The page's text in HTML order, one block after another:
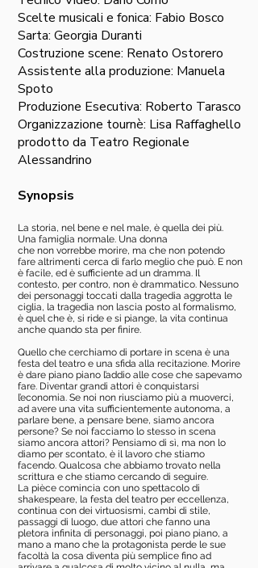
Scelte musicali e fonica: Fabio Bosco
Sarta: Georgia Duranti
Costruzione scene: Renato Ostorero
Assistente alla produzione: Manuela
Spoto
Produzione Esecutiva: Roberto Tarasco
Organizzazione tournè: Lisa Raffaghello
prodotto da Teatro Regionale
Alessandrino
Synopsis
La storia, nel bene e nel male, è quella dei più.
Una famiglia normale. Una donna
che non vorrebbe morire, ma che non potendo
fare altrimenti cerca di farlo meglio che può. E non
è facile, ed è sufficiente ad un dramma. Il
contesto, per contro, non è drammatico. Nessuno
dei personaggi toccati dalla tragedia aggrotta le
ciglia, la tragedia non lascia posto al formalismo,
è quel che è, si ride e si piange, la vita continua
anche quando sta per finire.
Quello che cerchiamo di portare in scena è una
festa del teatro e una sfida alla recitazione. Morire
è dare piano piano l’addio alle cose che sapevamo
fare. Diventar grandi attori è conquistarsi
l’economia. Se noi non riusciamo più a muoverci,
ad avere una vita sufficientemente autonoma, a
parlare bene, a pensare bene, siamo ancora
persone? Se noi facciamo lo stesso in scena
siamo ancora attori? Pensiamo di sì, ma non lo
diamo per scontato, è il lavoro che stiamo
facendo. Qualcosa che abbiamo trovato nella
scrittura e che stiamo cercando di seguire.
La pièce comincia con uno spettacolo di
shakespeare, la festa del teatro per eccellenza,
continua con dei virtuosismi, cambi di stile,
passaggi di luogo, due attori che fanno una
pletora infinita di personaggi, poi piano piano, a
mano a mano che la protagonista perde le sue
facoltà la cosa diventa più semplice fino ad